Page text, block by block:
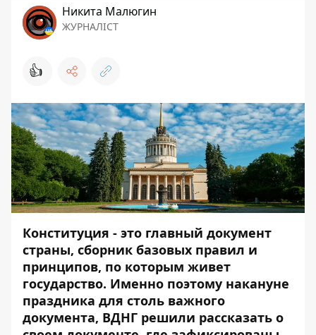
Никита Малюгин
ЖУРНАЛІСТ
👍
Конституция - это главный документ
страны, сборник базовых правил и
принципов, по которым живет
государство. Именно поэтому накануне
праздника для столь важного
документа, ВДНГ решили рассказать о